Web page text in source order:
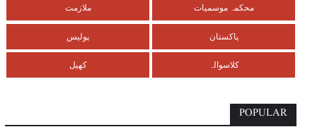
محکمہ موسمیات ملازمت
پاکستان پولیس
کلاسوالہ کھیل
POPULAR